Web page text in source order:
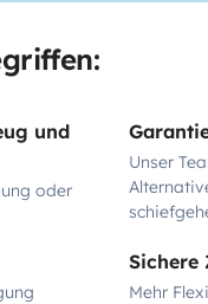
und
oder
Unser
Sichere
Mehr